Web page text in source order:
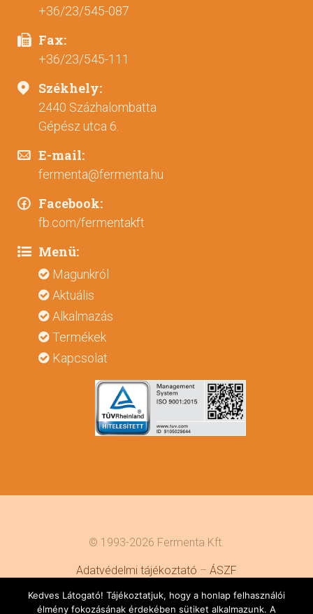
+36/23/545-087
Fax:
+36/23/545-111
Székhely:
2440 Százhalombatta
Gépész utca 6.
E-mail:
fermenta@fermenta.hu
Facebook:
fb.com/fermentakft
Menü:
Magunkról
Aktuális
Alkalmazás
Termékek
Kapcsolat
© 1993-2026 Fermenta Kft.
Adatvédelmi tájékoztató – ÁSZF
Weboldal készítés: Jelen a weben
Kedves Látogató! Tájékoztatjuk, hogy a honlap felhasználói
élmény fokozásának érdekében sütiket alkalmazunk. A